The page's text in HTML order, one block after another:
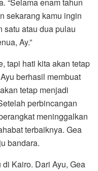
“Selama enam tahun
sekarang kamu ingin
satu atau dua pulau
Ay.”
tapi hati kita akan tetap
berhasil membuat
tetap menjadi
perbincangan
meninggalkan
terbaiknya. Gea
bandara.
Kairo. Dari Ayu, Gea